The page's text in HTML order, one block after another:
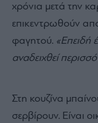
χρόνια μετά την
επικεντρωθούν
φαγητού. «Επειδή
αναδειχθεί
Στη κουζίνα
σερβίρουν. Είναι